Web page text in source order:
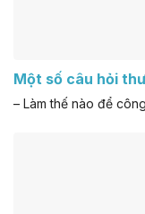
Một số câu hỏi
– Làm thế nào để